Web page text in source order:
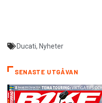
Ducati, Nyheter
SENASTE UTGÅVAN